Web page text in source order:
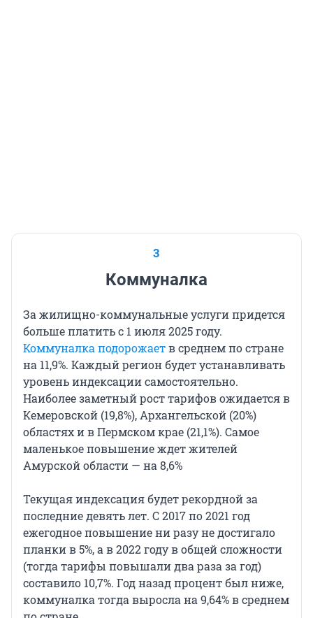
3
Коммуналка
За жилищно-коммунальные услуги придется
больше платить с 1 июля 2025 году.
Коммуналка подорожаетв среднем по стране
на 11,9%. Каждый регион будет устанавливать
уровень индексации самостоятельно.
Наиболее заметный рост тарифов ожидается в
Кемеровской (19,8%), Архангельской (20%)
областях и в Пермском крае (21,1%). Самое
маленькое повышение ждет жителей
Амурской области — на 8,6%
Текущая индексация будет рекордной за
последние девять лет. С 2017 по 2021 год
ежегодное повышение ни разу не достигало
планки в 5%, а в 2022 году в общей сложности
(тогда тарифы повышали два раза за год)
составило 10,7%. Год назад процент был ниже,
коммуналка тогда выросла на 9,64% в среднем